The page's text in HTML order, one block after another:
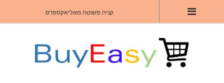
קניה פשוטה מאליאקספרס